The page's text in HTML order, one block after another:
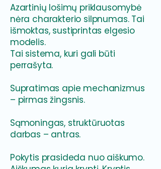
Azartinių lošimų priklausomybė
nėra charakterio silpnumas. Tai
išmoktas, sustiprintas elgesio
modelis.
Tai sistema, kuri gali būti
perrašyta.
Supratimas apie mechanizmus
– pirmas žingsnis.
Sąmoningas, struktūruotas
darbas – antras.
Pokytis prasideda nuo aiškumo.